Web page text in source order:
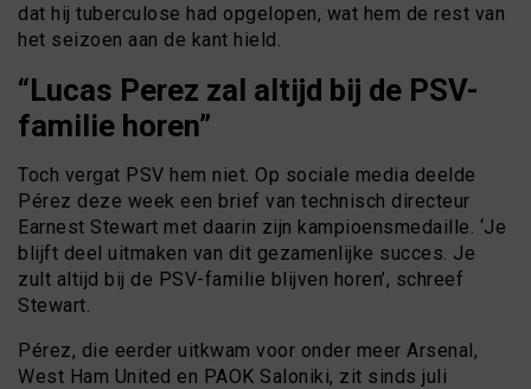
dat hij tuberculose had opgelopen, wat hem de rest van
het seizoen aan de kant hield.
“Lucas Perez zal altijd bij de PSV-
familie horen”
Toch vergat PSV hem niet. Op sociale media deelde
Pérez deze week een brief van technisch directeur
Earnest Stewart met daarin zijn kampioensmedaille. ‘Je
blijft deel uitmaken van dit gezamenlijke succes. Je
zult altijd bij de PSV-familie blijven horen’, schreef
Stewart.
Pérez, die eerder uitkwam voor onder meer Arsenal,
West Ham United en PAOK Saloniki, zit sinds juli